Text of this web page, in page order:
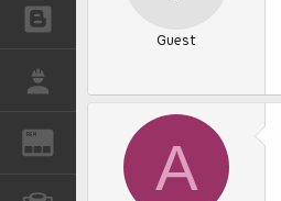
REN ЖУРНАЛ
Guest
A